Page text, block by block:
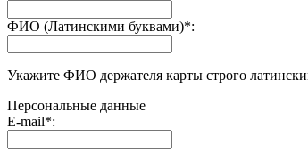
ФИО (Латинскими буквами)*:
Укажите ФИО держателя карты строго
Персональные данные
E-mail*: